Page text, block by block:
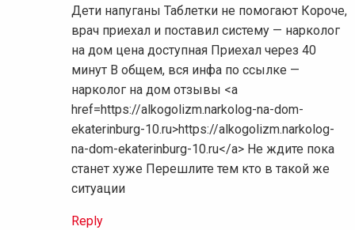
Дети напуганы Таблетки не помогают Короче,
врач приехал и поставил систему — нарколог
на дом цена доступная Приехал через 40
минут В общем, вся инфа по ссылке —
нарколог на дом отзывы <a
href=https://alkogolizm.narkolog-na-dom-
ekaterinburg-10.ru>https://alkogolizm.narkolog-
na-dom-ekaterinburg-10.ru</a> Не ждите пока
станет хуже Перешлите тем кто в такой же
ситуации
Reply